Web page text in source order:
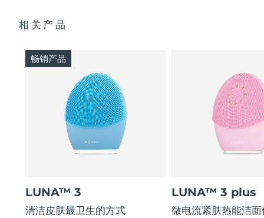
相关产品
LUNA™ 3
清洁皮肤最卫生的方式
畅销产品
LUNA™ 3 plus
微电流紧肤热能洁面